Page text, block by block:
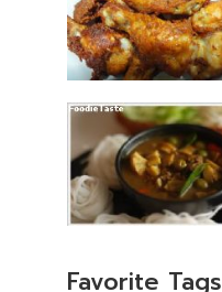
Favorite Tags